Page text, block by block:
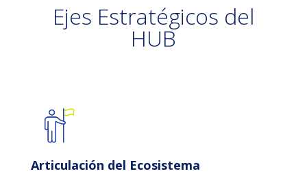
Ejes Estratégicos del
HUB
Articulación del Ecosistema